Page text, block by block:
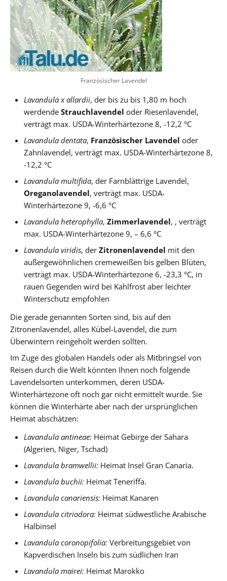
Französischer Lavendel
Lavandula x allardii, der bis zu bis 1,80 m hoch
werdendeStrauchlavendel oder Riesenlavendel,
verträgt max. USDA-Winterhärtezone 8, -12,2 °C
Lavandula dentata, Französischer Lavendel oder
Zahnlavendel, verträgt max. USDA-Winterhärtezone 8,
-12,2 °C
Lavandula multifida, der Farnblättrige Lavendel,
Oreganolavendel, verträgt max. USDA-
Winterhärtezone 9, -6,6 °C
Lavandula heterophylla,Zimmerlavendel, , verträgt
max. USDA-Winterhärtezone 9, – 6,6 °C
Lavandula viridis, derZitronenlavendel mit den
außergewöhnlichen cremeweißen bis gelben Blüten,
verträgt max. USDA-Winterhärtezone 6, -23,3 °C, in
rauen Gegenden wird bei Kahlfrost aber leichter
Winterschutz empfohlen
Die gerade genannten Sorten sind, bis auf den
Zitronenlavendel, alles Kübel-Lavendel, die zum
Überwintern reingeholt werden sollten.
Im Zuge des globalen Handels oder als Mitbringsel von
Reisen durch die Welt könnten Ihnen noch folgende
Lavendelsorten unterkommen, deren USDA-
Winterhärtezone oft noch gar nicht ermittelt wurde. Sie
können die Winterhärte aber nach der ursprünglichen
Heimat abschätzen:
Lavandula antineae: Heimat Gebirge der Sahara
(Algerien, Niger, Tschad)
Lavandula bramwellii: Heimat Insel Gran Canaria.
Lavandula buchii: Heimat Teneriffa.
Lavandula canariensis: Heimat Kanaren
Lavandula citriodora: Heimat südwestliche Arabische
Halbinsel
Lavandula coronopifolia: Verbreitungsgebiet von
Kapverdischen Inseln bis zum südlichen Iran
Lavandula mairei: Heimat Marokko